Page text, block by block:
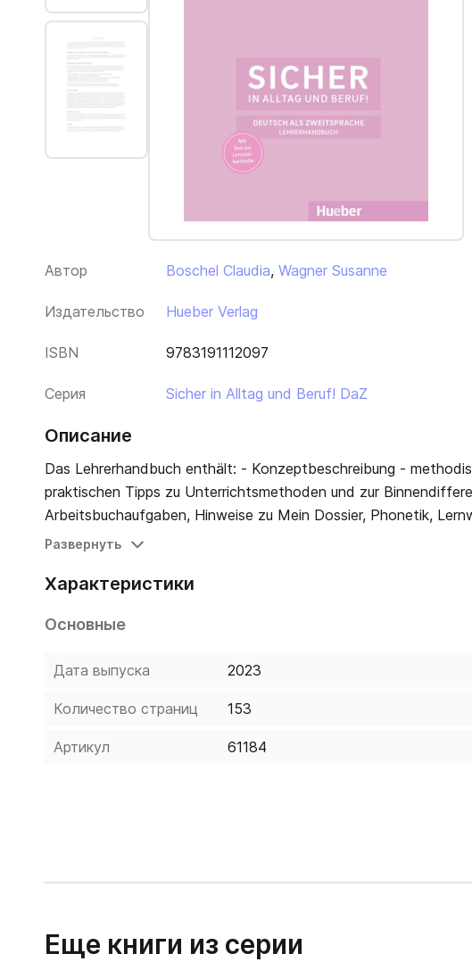
Автор Boschel Claudia, Wagner Susanne
Издательство Hueber Verlag
ISBN 9783191112097
Серия Sicher in Alltag und Beruf! DaZ
Описание
Das Lehrerhandbuch enthält: - Konzeptbeschreibung - methodisch-didaktische Hinweise zu jeder Seite im Kursbuch mit
praktischen Tipps zu Unterrichtsmethoden und zur
Arbeitsbuchaufgaben, Hinweise zu Mein Dossier, Phonetik, Lernwortschatz und Tests -
- Kopiervorlagen und Tests - Methodenglossar: alphabetische Auflistung und Erklärung der vorgeschlagenen Methoden -
Развернуть
Характеристики
Основные
Дата выпуска 2023
Количество страниц 153
Артикул 61184
Еще книги из серии